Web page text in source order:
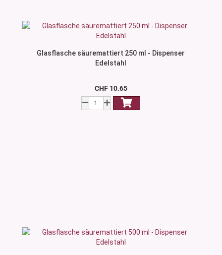
Glasflasche säuremattiert 250 ml - Dispenser
Edelstahl
CHF 10.65